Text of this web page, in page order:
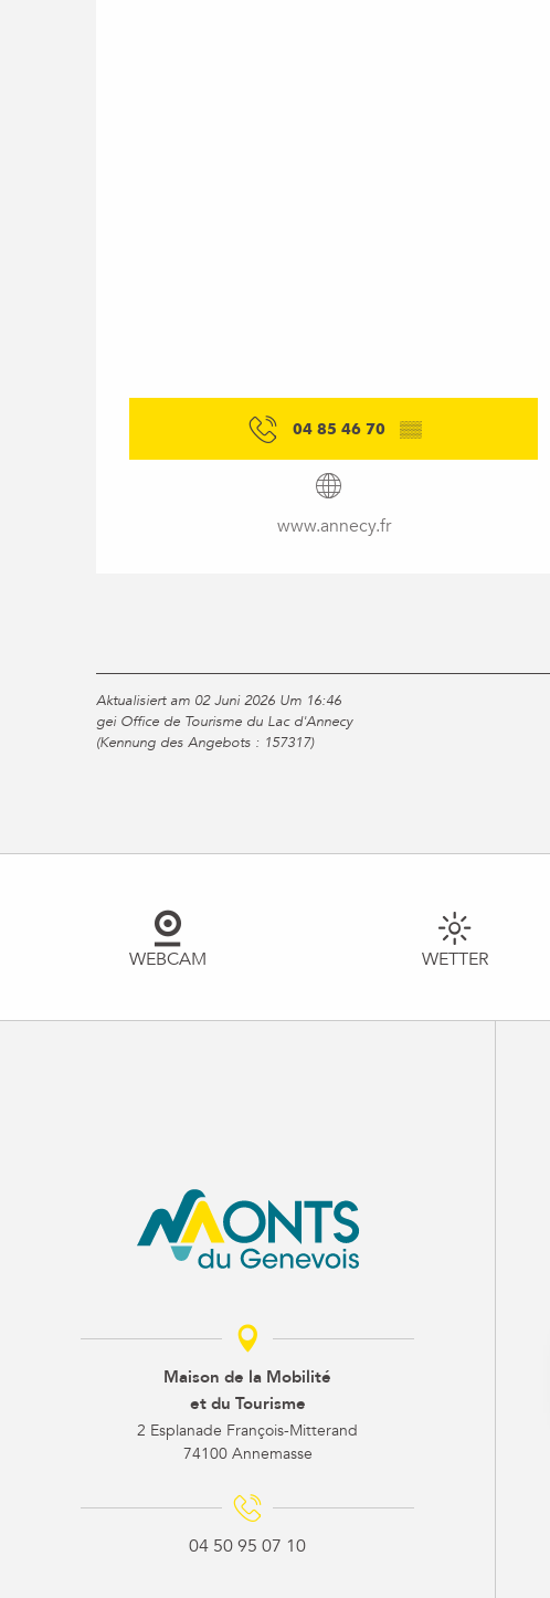
04 85 46 70 ▒▒
www.annecy.fr
Aktualisiert am 02 Juni 2026 Um 16:46
gei Office de Tourisme du Lac d'Annecy
(Kennung des Angebots : 157317)
WEBCAM WETTER
Maison de la Mobilité
et du Tourisme
2 Esplanade François-Mitterand
74100 Annemasse
04 50 95 07 10